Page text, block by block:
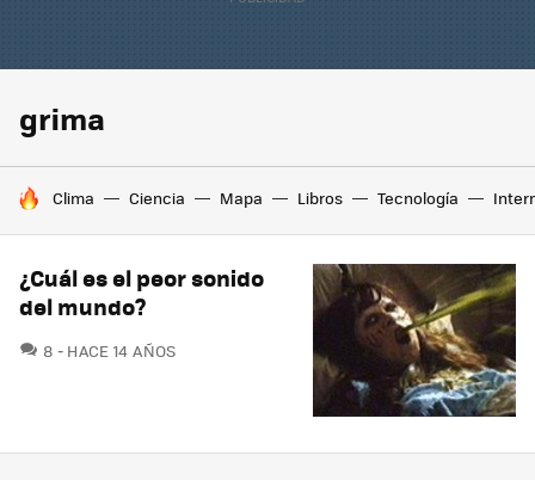
grima
HOY SE HABLA DE
Clima Ciencia Mapa Libros Tecnología
¿Cuál es el peor sonido
del mundo?
8 COMENTARIOS
HACE 14 AÑOS